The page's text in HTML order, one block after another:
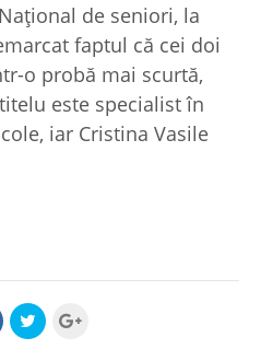
de seniori, la
faptul că cei doi
o probă mai scurtă,
este specialist în
iar Cristina Vasile